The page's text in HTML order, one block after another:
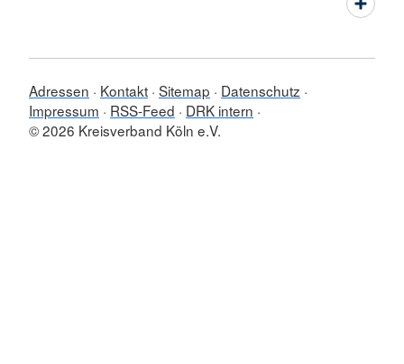
Adressen Kontakt Sitemap
Datenschutz
Impressum
RSS-Feed
DRK intern
© 2026 Kreisverband Köln e.V.